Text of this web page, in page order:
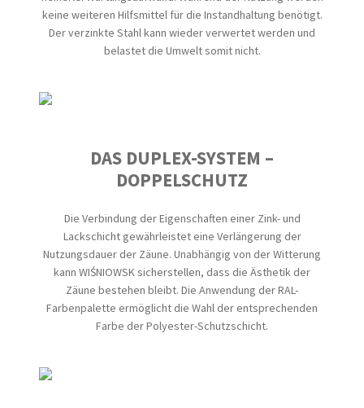
keine weiteren Hilfsmittel für die Instandhaltung benötigt.
Der verzinkte Stahl kann wieder verwertet werden und
belastet die Umwelt somit nicht.
DAS DUPLEX-SYSTEM –
DOPPELSCHUTZ
Die Verbindung der Eigenschaften einer Zink- und
Lackschicht gewährleistet eine Verlängerung der
Nutzungsdauer der Zäune. Unabhängig von der Witterung
kann WIŚNIOWSK sicherstellen, dass die Ästhetik der
Zäune bestehen bleibt. Die Anwendung der RAL-
Farbenpalette ermöglicht die Wahl der entsprechenden
Farbe der Polyester-Schutzschicht.